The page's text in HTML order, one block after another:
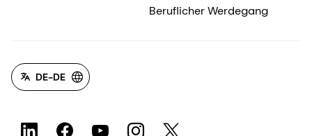
Beruflicher Werdegang
DE-DE